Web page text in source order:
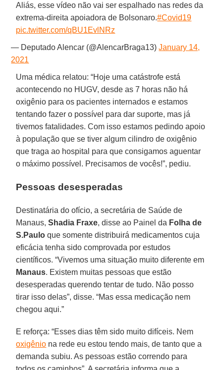
Aliás, esse vídeo não vai ser espalhado nas redes da
extrema-direita apoiadora de Bolsonaro.#Covid19
pic.twitter.com/qBU1EvlNRz
— Deputado Alencar (@AlencarBraga13)January 14,
2021
Uma médica relatou: “Hoje uma catástrofe está
acontecendo no HUGV, desde as 7 horas não há
oxigênio para os pacientes internados e estamos
tentando fazer o possível para dar suporte, mas já
tivemos fatalidades. Com isso estamos pedindo apoio
à população que se tiver algum cilindro de oxigênio
que traga ao hospital para que consigamos aguentar
o máximo possível. Precisamos de vocês!”, pediu.
Pessoas desesperadas
Destinatária do ofício, a secretária de Saúde de
Manaus,Shadia Fraxe, disse ao Painel da Folha de
S.Paulo que somente distribuirá medicamentos cuja
eficácia tenha sido comprovada por estudos
científicos. “Vivemos uma situação muito diferente em
Manaus. Existem muitas pessoas que estão
desesperadas querendo tentar de tudo. Não posso
tirar isso delas”, disse. “Mas essa medicação nem
chegou aqui.”
E reforça: “Esses dias têm sido muito difíceis. Nem
oxigênio na rede eu estou tendo mais, de tanto que a
demanda subiu. As pessoas estão correndo para